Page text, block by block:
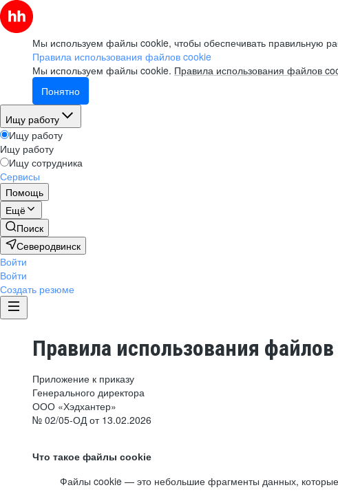
Мы используем файлы cookie, чтобы обеспечивать правильную
Правила использования файлов cookie
Мы используем файлы cookie. Правила использования файлов
Понятно
Ищу работу
Ищу работу
Ищу работу
Ищу сотрудника
Сервисы
Помощь
Ещё
Поиск
Северодвинск
Войти
Войти
Создать резюме
Правила использования
Приложение к приказу
Генерального директора
ООО «Хэдхантер»
№ 02/05-ОД от 13.02.2026
Что такое файлы cookie
Файлы cookie — это небольшие фрагменты данных,